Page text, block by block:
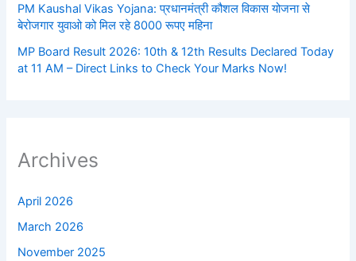
PM Kaushal Vikas Yojana: प्रधानमंत्री कौशल विकास योजना से
बेरोजगार युवाओ को मिल रहे 8000 रूपए महिना
MP Board Result 2026: 10th & 12th Results Declared Today
at 11 AM – Direct Links to Check Your Marks Now!
Archives
April 2026
March 2026
November 2025